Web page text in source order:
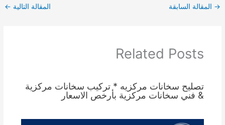
→ المقالة السابقة المقالة التالية ←
Related Posts
تصليح سخانات مركزيه * تركيب سخانات مركزية
& فني سخانات مركزية بأرخص الاسعار